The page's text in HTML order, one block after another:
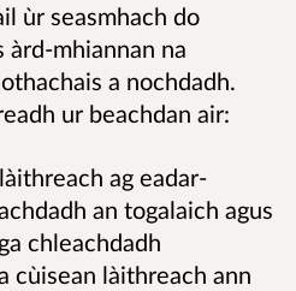
ùr seasmhach do
àrd-mhiannan na
a nochdadh.
ur beachdan air:
ag eadar-
an togalaich agus
chleachdadh
cùisean làithreach ann